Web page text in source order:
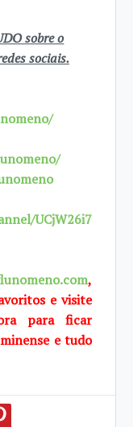
sobre o
sociais.
UCjW26i7
,
e visite
para ficar
e tudo